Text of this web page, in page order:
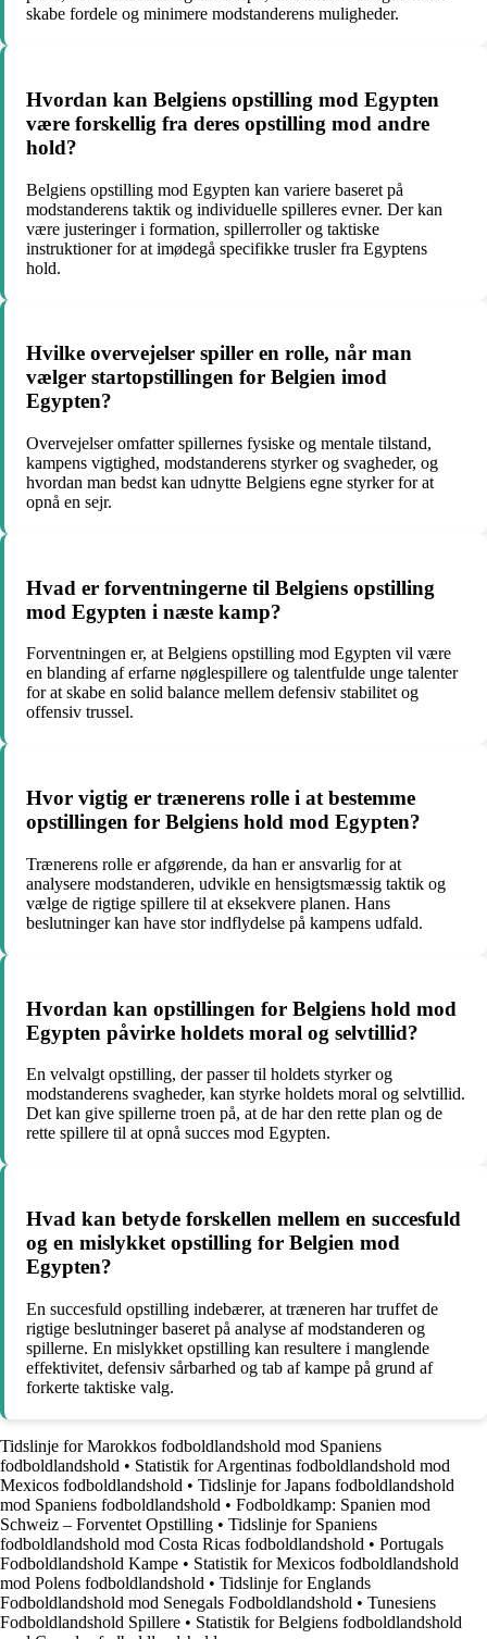
skabe fordele og minimere modstanderens muligheder.
Hvordan kan Belgiens opstilling mod Egypten
være forskellig fra deres opstilling mod andre
hold?
Belgiens opstilling mod Egypten kan variere baseret på
modstanderens taktik og individuelle spilleres evner. Der kan
være justeringer i formation, spillerroller og taktiske
instruktioner for at imødegå specifikke trusler fra Egyptens
hold.
Hvilke overvejelser spiller en rolle, når man
vælger startopstillingen for Belgien imod
Egypten?
Overvejelser omfatter spillernes fysiske og mentale tilstand,
kampens vigtighed, modstanderens styrker og svagheder, og
hvordan man bedst kan udnytte Belgiens egne styrker for at
opnå en sejr.
Hvad er forventningerne til Belgiens opstilling
mod Egypten i næste kamp?
Forventningen er, at Belgiens opstilling mod Egypten vil være
en blanding af erfarne nøglespillere og talentfulde unge talenter
for at skabe en solid balance mellem defensiv stabilitet og
offensiv trussel.
Hvor vigtig er trænerens rolle i at bestemme
opstillingen for Belgiens hold mod Egypten?
Trænerens rolle er afgørende, da han er ansvarlig for at
analysere modstanderen, udvikle en hensigtsmæssig taktik og
vælge de rigtige spillere til at eksekvere planen. Hans
beslutninger kan have stor indflydelse på kampens udfald.
Hvordan kan opstillingen for Belgiens hold mod
Egypten påvirke holdets moral og selvtillid?
En velvalgt opstilling, der passer til holdets styrker og
modstanderens svagheder, kan styrke holdets moral og selvtillid.
Det kan give spillerne troen på, at de har den rette plan og de
rette spillere til at opnå succes mod Egypten.
Hvad kan betyde forskellen mellem en succesfuld
og en mislykket opstilling for Belgien mod
Egypten?
En succesfuld opstilling indebærer, at træneren har truffet de
rigtige beslutninger baseret på analyse af modstanderen og
spillerne. En mislykket opstilling kan resultere i manglende
effektivitet, defensiv sårbarhed og tab af kampe på grund af
forkerte taktiske valg.
Tidslinje for Marokkos fodboldlandshold mod Spaniens
fodboldlandshold • Statistik for Argentinas fodboldlandshold mod
Mexicos fodboldlandshold • Tidslinje for Japans fodboldlandshold
mod Spaniens fodboldlandshold • Fodboldkamp: Spanien mod
Schweiz – Forventet Opstilling • Tidslinje for Spaniens
fodboldlandshold mod Costa Ricas fodboldlandshold • Portugals
Fodboldlandshold Kampe • Statistik for Mexicos fodboldlandshold
mod Polens fodboldlandshold • Tidslinje for Englands
Fodboldlandshold mod Senegals Fodboldlandshold • Tunesiens
Fodboldlandshold Spillere • Statistik for Belgiens fodboldlandshold